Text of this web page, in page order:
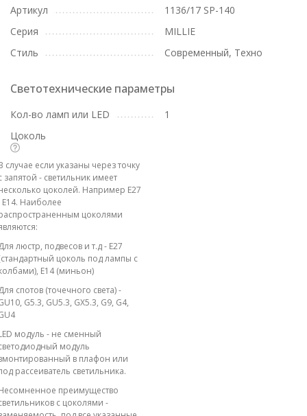
Артикул
1136/17 SP-140
Серия
MILLIE
Стиль
Современный, Техно
Светотехнические параметры
Кол-во ламп или LED
1
Цоколь
случае если указаны через точку
запятой - светильник имеет
цоколей. Например E27
E14. Наиболее
цоколями
люстр, подвесов и т.д - E27
цоколь под лампы с
E14 (миньон)
спотов (точечного света) -
G5.3, GU5.3, GX5.3, G9, G4,
модуль - не сменный
модуль
в плафон или
рассеиватель светильника.
преимущество
с цоколями -